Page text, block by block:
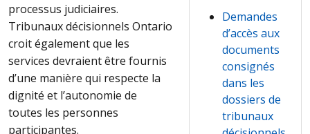
processus judiciaires.
Tribunaux décisionnels Ontario
croit également que les
services devraient être fournis
d’une manière qui respecte la
dignité et l’autonomie de
toutes les personnes
participantes.
Demandes
d’accès aux
documents
consignés
dans les
dossiers de
tribunaux